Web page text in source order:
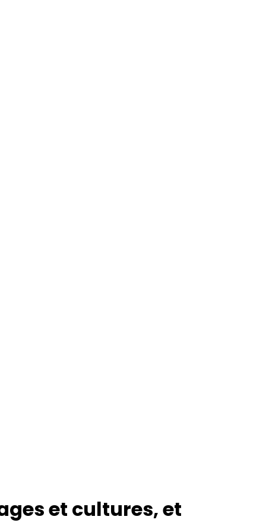
et cultures, et